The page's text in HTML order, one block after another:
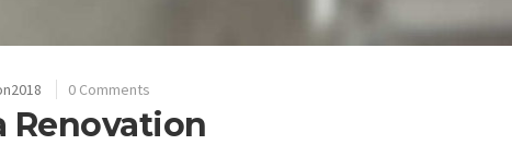
0 Comments
Renovation